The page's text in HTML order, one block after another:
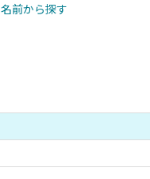
名前から探す